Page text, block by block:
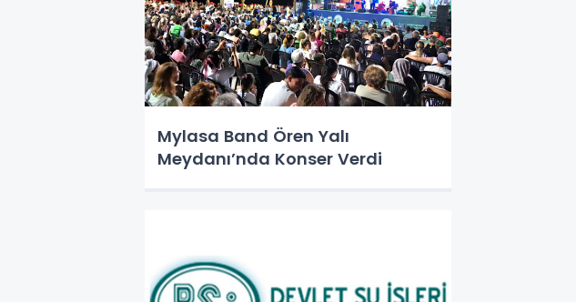
Mylasa Band Ören Yalı
Meydanı’nda Konser Verdi